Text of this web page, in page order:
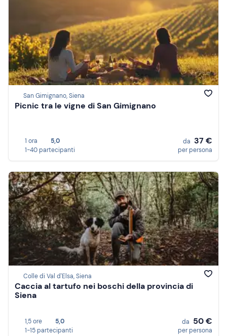
San Gimignano, Siena
Picnic tra le vigne di San Gimignano
1 ora
5,0
1-40 partecipanti
da 37 €
per persona
Colle di Val d'Elsa, Siena
Caccia al tartufo nei boschi della provincia di
Siena
1,5 ore
5,0
1-15 partecipanti
da 50 €
per persona